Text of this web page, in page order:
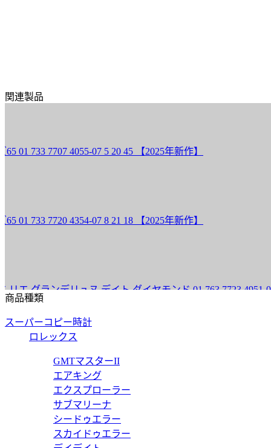
関連製品
733 7707 4055-07 5 20 45 【2025年新作】
733 7720 4354-07 8 21 18 【2025年新作】
グランデリュヌ デイト ダイヤモンド 01 763 7723 4951-07 8
ダイヤモンド 01 561 7722 4051-07 8 14 79 【2025年新作】
ダイヤモンド 01 561 7722 4951-07 8 14 79 【2025年新作】
商品種類
スーパーコピー時計
ロレックス
GMTマスターII
エアキング
エクスプローラー
サブマリーナ
シードゥエラー
スカイドゥエラー